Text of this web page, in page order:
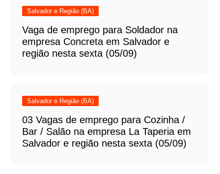
Salvador e Região (BA)
Vaga de emprego para Soldador na
empresa Concreta em Salvador e
região nesta sexta (05/09)
Salvador e Região (BA)
03 Vagas de emprego para Cozinha /
Bar / Salão na empresa La Taperia em
Salvador e região nesta sexta (05/09)